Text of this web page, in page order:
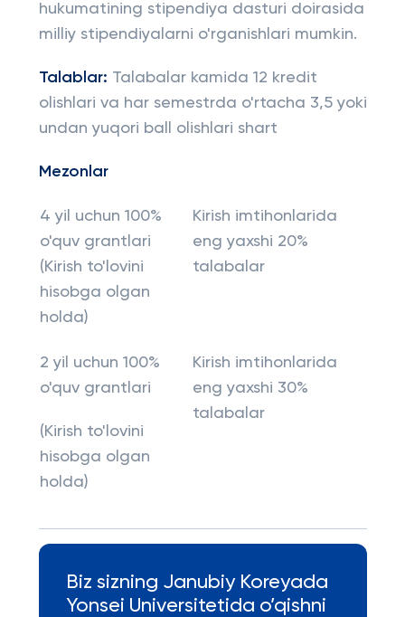
hukumatining stipendiya dasturi doirasida
milliy stipendiyalarni o'rganishlari mumkin.
Talablar: Talabalar kamida 12 kredit
olishlari va har semestrda o'rtacha 3,5 yoki
undan yuqori ball olishlari shart
Mezonlar
4 yil uchun 100%
o'quv grantlari
(Kirish to'lovini
hisobga olgan
holda)
Kirish imtihonlarida
eng yaxshi 20%
talabalar
2 yil uchun 100%
o'quv grantlari
(Kirish to'lovini
hisobga olgan
holda)
Kirish imtihonlarida
eng yaxshi 30%
talabalar
Biz sizning Janubiy Koreyada
Yonsei Universitetida o’qishni